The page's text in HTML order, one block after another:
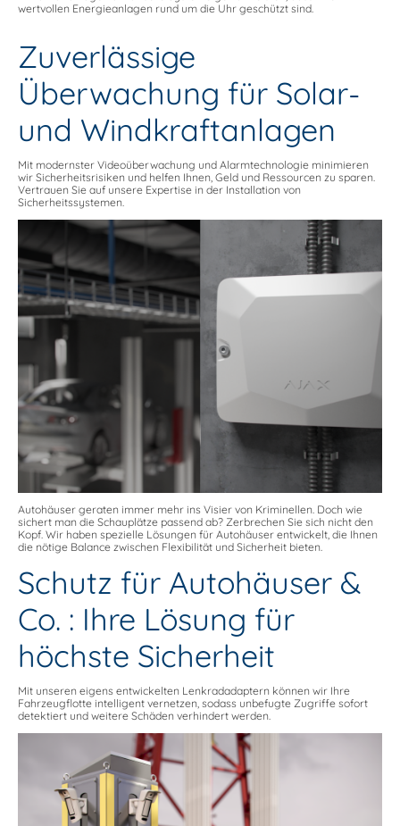
wertvollen Energieanlagen rund um die Uhr geschützt sind.
Zuverlässige
Überwachung für Solar-
und Windkraftanlagen
Mit modernster Videoüberwachung und Alarmtechnologie minimieren
wir Sicherheitsrisiken und helfen Ihnen, Geld und Ressourcen zu sparen.
Vertrauen Sie auf unsere Expertise in der Installation von
Sicherheitssystemen.
Autohäuser geraten immer mehr ins Visier von Kriminellen. Doch wie
sichert man die Schauplätze passend ab? Zerbrechen Sie sich nicht den
Kopf. Wir haben spezielle Lösungen für Autohäuser entwickelt, die Ihnen
die nötige Balance zwischen Flexibilität und Sicherheit bieten.
Schutz für Autohäuser &
Co. : Ihre Lösung für
höchste Sicherheit
Mit unseren eigens entwickelten Lenkradadaptern können wir Ihre
Fahrzeugflotte intelligent vernetzen, sodass unbefugte Zugriffe sofort
detektiert und weitere Schäden verhindert werden.